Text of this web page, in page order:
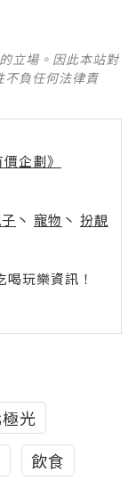
立場。因此本站對
不負任何法律責
企劃》
丶 寵物 丶 扮靚
玩樂資訊！
光
飲食